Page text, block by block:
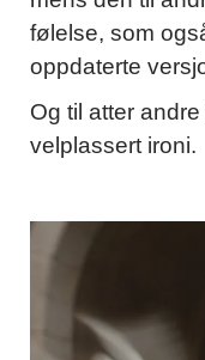
følelse, som
oppdaterte
Og til atter
velplassert ironi.